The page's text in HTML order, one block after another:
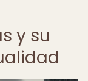
y su